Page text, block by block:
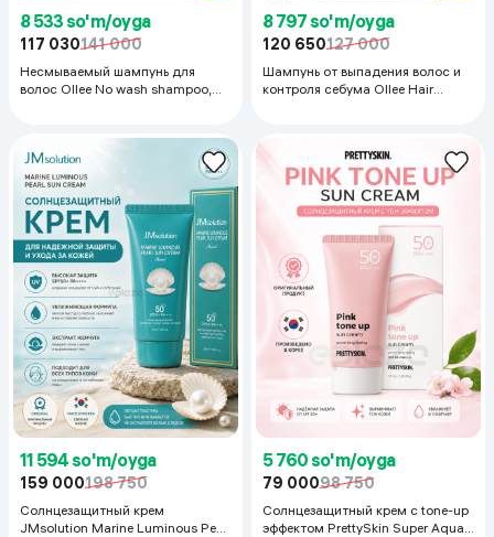
8 533 so'm/oyga
117 030141 000
Несмываемый шампунь для
волос Ollee No wash shampoo,
8 797 so'm/oyga
120 650127 000
Шампунь от выпадения волос и
контроля себума Ollee Hair
11 594 so'm/oyga
159 000198 750
Солнцезащитный крем
JMsolution Marine Luminous Pearl
5 760 so'm/oyga
79 00098 750
Солнцезащитный крем с tone-up
эффектом PrettySkin Super Aqua